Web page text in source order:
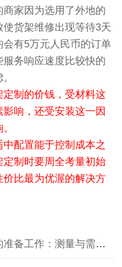
家因为选用了外地的
货架维修出现等待3天
有5万元人民币的订单
务响应速度比较快的
制的价钱，受材料这
响，还受安装这一因
配置能于控制成本之
制时要周全考量初始
比最为优渥的解决方
上一篇：广东仓库货架定制前的准备工作：测量与需求分析的要点